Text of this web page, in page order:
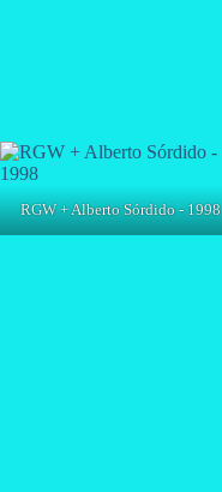
RGW + Alberto Sórdido - 1998